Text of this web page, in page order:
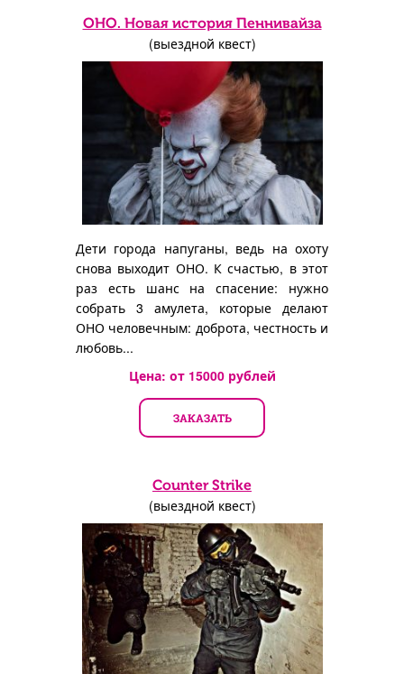
ОНО. Новая история Пеннивайза
(выездной квест)
Дети города напуганы, ведь на охоту
снова выходит ОНО. К счастью, в этот
раз есть шанс на спасение: нужно
собрать 3 амулета, которые делают
ОНО человечным: доброта, честность и
любовь...
Цена: от 15000рублей
ЗАКАЗАТЬ
Counter Strike
(выездной квест)